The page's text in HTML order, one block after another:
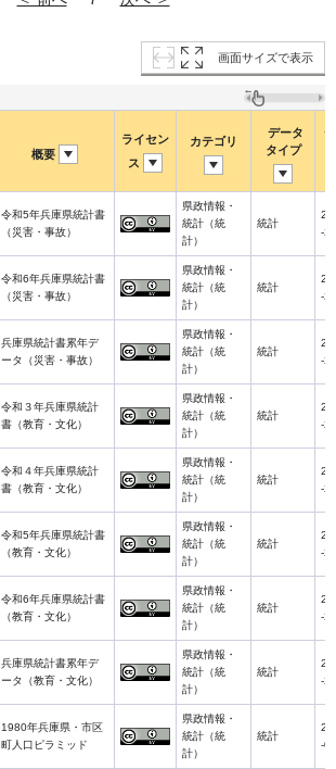
画面サイズで表示
概要
ライセン
ス
カテゴリ
データ
タイプ
令和5年兵庫県統計書
（災害・事故）
県政情報・
統計（統
計）
統計
-26
令和6年兵庫県統計書
（災害・事故）
県政情報・
統計（統
計）
統計
-26
兵庫県統計書累年デ
ータ（災害・事故）
県政情報・
統計（統
計）
統計
-26
令和３年兵庫県統計
書（教育・文化）
県政情報・
統計（統
計）
統計
-24
令和４年兵庫県統計
書（教育・文化）
県政情報・
統計（統
計）
統計
-22
令和5年兵庫県統計書
（教育・文化）
県政情報・
統計（統
計）
統計
-26
令和6年兵庫県統計書
（教育・文化）
県政情報・
統計（統
計）
統計
-26
兵庫県統計書累年デ
ータ（教育・文化）
県政情報・
統計（統
計）
統計
-26
1980年兵庫県・市区
町人口ピラミッド
県政情報・
統計（統
計）
統計
-01